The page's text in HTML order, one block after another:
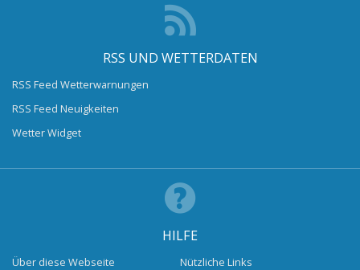
RSS UND WETTERDATEN
RSS Feed Wetterwarnungen
RSS Feed Neuigkeiten
Wetter Widget
HILFE
Über diese Webseite
Nützliche Links